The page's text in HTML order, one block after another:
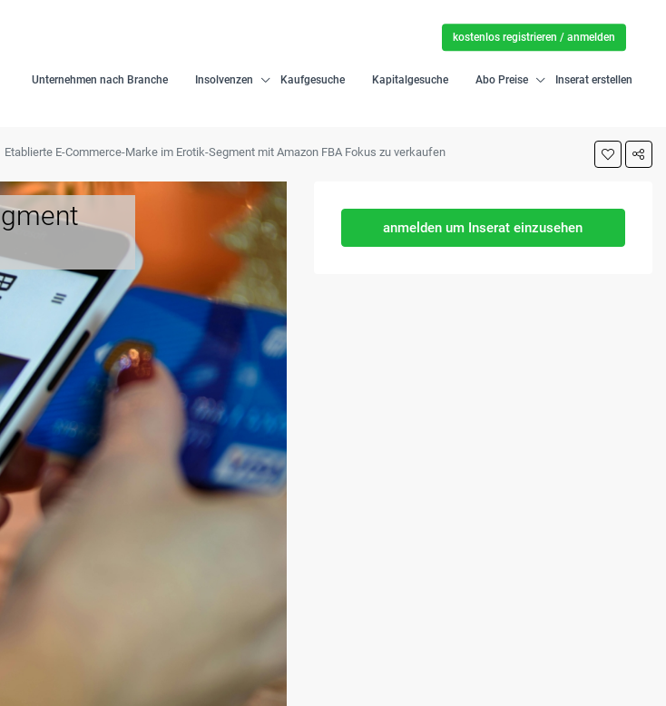
Unternehmen nach Branche Insolvenzen Kaufgesuche Kapitalgesuche Abo Preise Inserat erstellen
kostenlos registrieren / anmelden
Etablierte E-Commerce-Marke im Erotik-Segment mit Amazon FBA Fokus zu verkaufen
anmelden um Inserat einzusehen